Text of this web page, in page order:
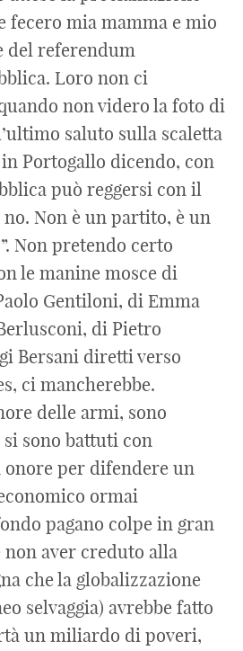
fecero mia mamma e mio
del referendum
Loro non ci
non videro la foto di
saluto sulla scaletta
Portogallo dicendo, con
può reggersi con il
no. Non è un partito, è un
Non pretendo certo
le manine mosce di
Gentiloni, di Emma
di Pietro
Bersani diretti verso
ci mancherebbe.
delle armi, sono
sono battuti con
onore per difendere un
ormai
pagano colpe in gran
aver creduto alla
che la globalizzazione
selvaggia) avrebbe fatto
un miliardo di poveri,